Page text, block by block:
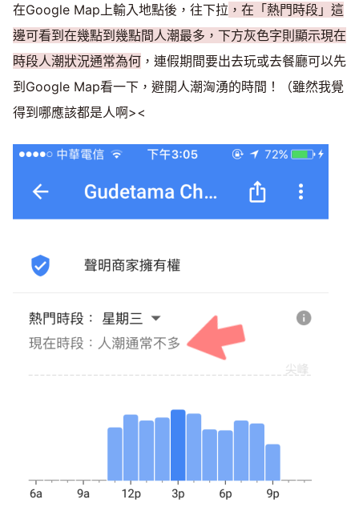
在Google Map上輸入地點後，往下拉 ，在「熱門時段」這
邊可看到在幾點到幾點間人潮最多，下方灰色字則顯示現在
時段人潮狀況通常為何 ，連假期間要出去玩或去餐廳可以先
到Google Map看一下，避開人潮洶湧的時間！（雖然我覺
得到哪應該都是人啊><